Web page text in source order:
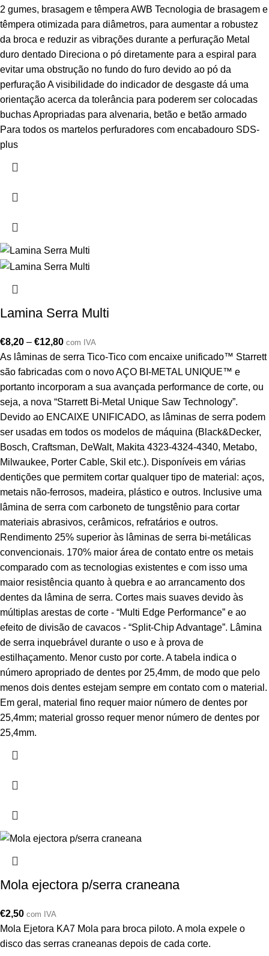
2 gumes, brasagem e têmpera AWB Tecnologia de brasagem e
têmpera otimizada para diâmetros, para aumentar a robustez
da broca e reduzir as vibrações durante a perfuração Metal
duro dentado Direciona o pó diretamente para a espiral para
evitar uma obstrução no fundo do furo devido ao pó da
perfuração A visibilidade do indicador de desgaste dá uma
orientação acerca da tolerância para poderem ser colocadas
buchas Apropriadas para alvenaria, betão e betão armado
Para todos os martelos perfuradores com encabadouro SDS-
plus
Lamina Serra Multi
€8,20 – €12,80 com IVA
As lâminas de serra Tico-Tico com encaixe unificado™ Starrett
são fabricadas com o novo AÇO BI-METAL UNIQUE™ e
portanto incorporam a sua avançada performance de corte, ou
seja, a nova “Starrett Bi-Metal Unique Saw Technology”.
Devido ao ENCAIXE UNIFICADO, as lâminas de serra podem
ser usadas em todos os modelos de máquina (Black&Decker,
Bosch, Craftsman, DeWalt, Makita 4323-4324-4340, Metabo,
Milwaukee, Porter Cable, Skil etc.). Disponíveis em várias
dentições que permitem cortar qualquer tipo de material: aços,
metais não-ferrosos, madeira, plástico e outros. Inclusive uma
lâmina de serra com carboneto de tungstênio para cortar
materiais abrasivos, cerâmicos, refratários e outros.
Rendimento 25% superior às lâminas de serra bi-metálicas
convencionais. 170% maior área de contato entre os metais
comparado com as tecnologias existentes e com isso uma
maior resistência quanto à quebra e ao arrancamento dos
dentes da lâmina de serra. Cortes mais suaves devido às
múltiplas arestas de corte - “Multi Edge Performance” e ao
efeito de divisão de cavacos - “Split-Chip Advantage”. Lâmina
de serra inquebrável durante o uso e à prova de
estilhaçamento. Menor custo por corte. A tabela indica o
número apropriado de dentes por 25,4mm, de modo que pelo
menos dois dentes estejam sempre em contato com o material.
Em geral, material fino requer maior número de dentes por
25,4mm; material grosso requer menor número de dentes por
25,4mm.
Mola ejectora p/serra craneana
€2,50 com IVA
Mola Ejetora KA7 Mola para broca piloto. A mola expele o
disco das serras craneanas depois de cada corte.